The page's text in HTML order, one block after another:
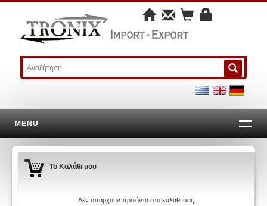
MENU
Το Καλάθι μου
Δεν υπάρχουν προϊόντα στο καλάθι σας.